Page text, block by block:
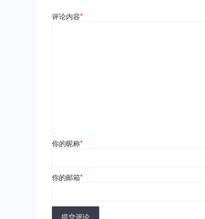
评论内容*
你的昵称*
你的邮箱*
提交评论